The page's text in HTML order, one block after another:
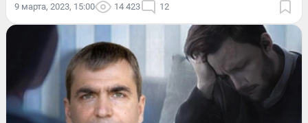
9 марта, 2023, 15:00 14 423 12